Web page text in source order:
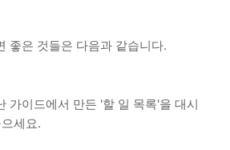
좋은 것들은 다음과 같습니다.
가이드에서 만든 '할 일 목록'을 대시
세요.